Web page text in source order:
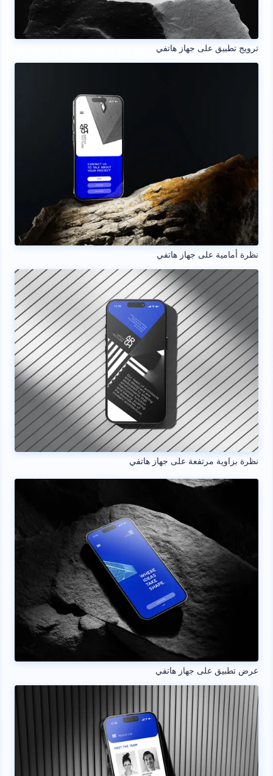
ترويج تطبيق على جهاز هاتفي
نظرة أمامية على جهاز هاتفي
نظرة بزاوية مرتفعة على جهاز هاتفي
عرض تطبيق على جهاز هاتفي